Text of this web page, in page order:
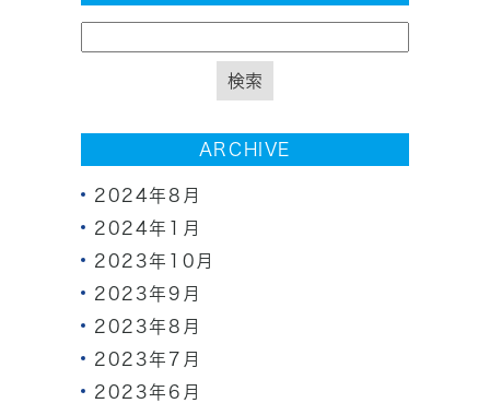
ARCHIVE
2024年8月
2024年1月
2023年10月
2023年9月
2023年8月
2023年7月
2023年6月